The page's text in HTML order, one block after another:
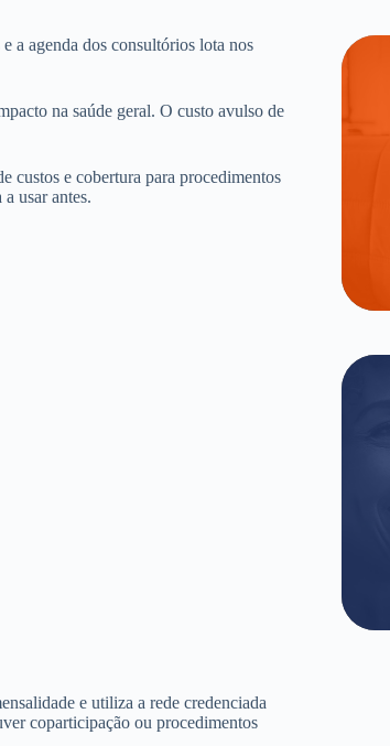
a agenda dos consultórios lota nos
na saúde geral. O custo avulso de
custos e cobertura para procedimentos
usar antes.
e utiliza a rede credenciada
coparticipação ou procedimentos